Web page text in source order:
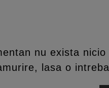
nu exista
lasa o